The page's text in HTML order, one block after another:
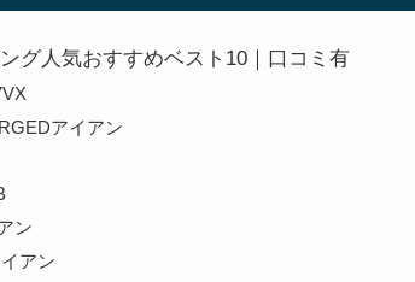
グ人気おすすめベスト10｜口コミ有
アイアン
ン
アン